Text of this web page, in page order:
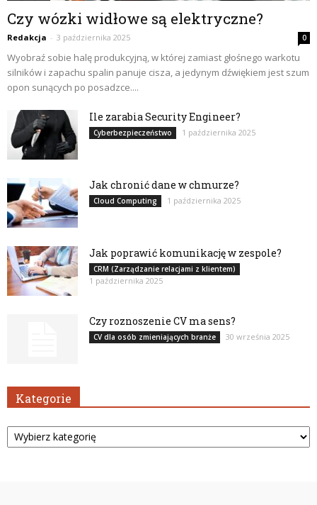
Czy wózki widłowe są elektryczne?
Redakcja - 3 października 2025 0
Wyobraź sobie halę produkcyjną, w której zamiast głośnego warkotu
silników i zapachu spalin panuje cisza, a jedynym dźwiękiem jest szum
opon sunących po posadzce....
Ile zarabia Security Engineer?
Cyberbezpieczeństwo 1 października 2025
Jak chronić dane w chmurze?
Cloud Computing 1 października 2025
Jak poprawić komunikację w zespole?
CRM (Zarządzanie relacjami z klientem)
1 października 2025
Czy roznoszenie CV ma sens?
CV dla osób zmieniających branże 30 września 2025
Kategorie
Kategorie